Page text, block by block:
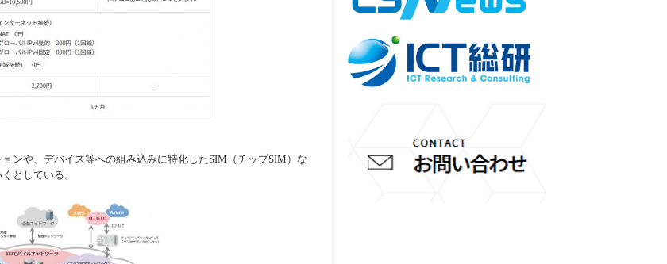
ンや、デバイス等への組み込みに特化したSIM（チップSIM）な
としている。